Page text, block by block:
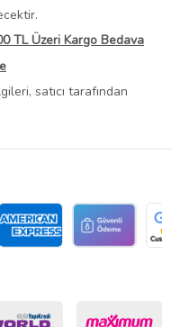
TL Üzeri Kargo Bedava
satıcı tarafından